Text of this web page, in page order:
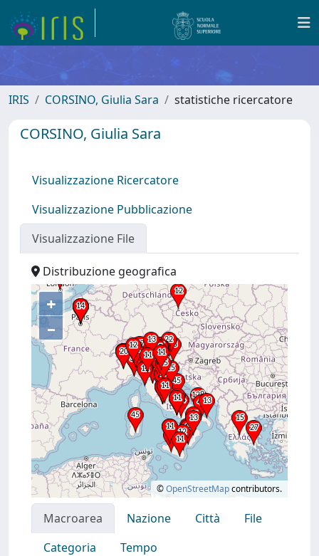
IRIS CORSINO, Giulia Sara statistiche ricercatore
CORSINO, Giulia Sara
Visualizzazione Ricercatore
Visualizzazione Pubblicazione
Visualizzazione File
Distribuzione geografica
+
–
©OpenStreetMapcontributors.
Macroarea Nazione Città
File
Categoria
Tempo